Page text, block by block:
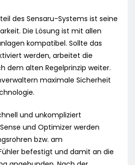
des Sensaru-Systems ist seine
Die Lösung ist mit allen
kompatibel. Sollte das
werden, arbeitet die
dem alten Regelprinzip weiter.
maximale Sicherheit
und unkompliziert
und Optimizer werden
bzw. am
befestigt und damit an die